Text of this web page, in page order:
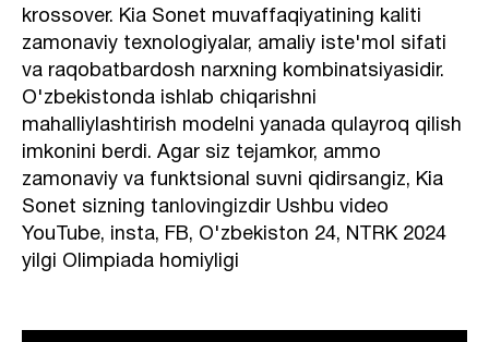
krossover. Kia Sonet muvaffaqiyatining kaliti
zamonaviy texnologiyalar, amaliy iste'mol sifati
va raqobatbardosh narxning kombinatsiyasidir.
O'zbekistonda ishlab chiqarishni
mahalliylashtirish modelni yanada qulayroq qilish
imkonini berdi. Agar siz tejamkor, ammo
zamonaviy va funktsional suvni qidirsangiz, Kia
Sonet sizning tanlovingizdir Ushbu video
YouTube, insta, FB, O'zbekiston 24, NTRK 2024
yilgi Olimpiada homiyligi